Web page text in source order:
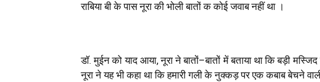
राबिया बी के पास नूरा की भोली बातों क कोई जवाब नहीं था ।
डॉ. मुईन को याद आया,नूरा ने बातों–बातों में बताया था कि बड़ी
नूरा ने यह भी कहा था कि हमारी गली के नुक्कड़ पर एक कबाब बेचने